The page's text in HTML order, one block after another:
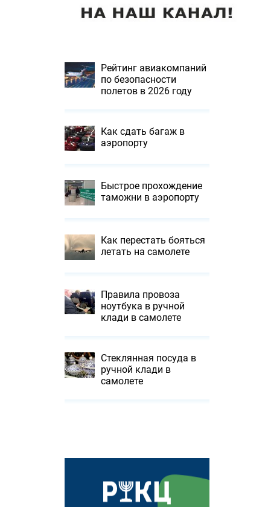
Рейтинг авиакомпаний
по безопасности
полетов в 2026 году
Как сдать багаж в
аэропорту
Быстрое прохождение
таможни в аэропорту
Как перестать бояться
летать на самолете
Правила провоза
ноутбука в ручной
клади в самолете
Стеклянная посуда в
ручной клади в
самолете